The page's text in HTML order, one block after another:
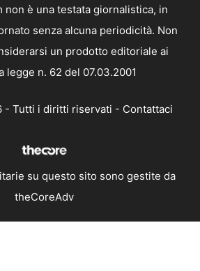
non è una testata giornalistica, in
senza alcuna periodicità. Non
un prodotto editoriale ai
legge n. 62 del 07.03.2001
- Tutti i diritti riservati - Contattaci
su questo sito sono gestite da
theCoreAdv